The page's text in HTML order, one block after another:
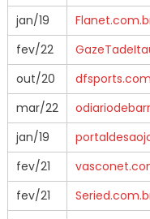
jan/19
fev/22
out/20
mar/22
jan/19
fev/21
fev/21